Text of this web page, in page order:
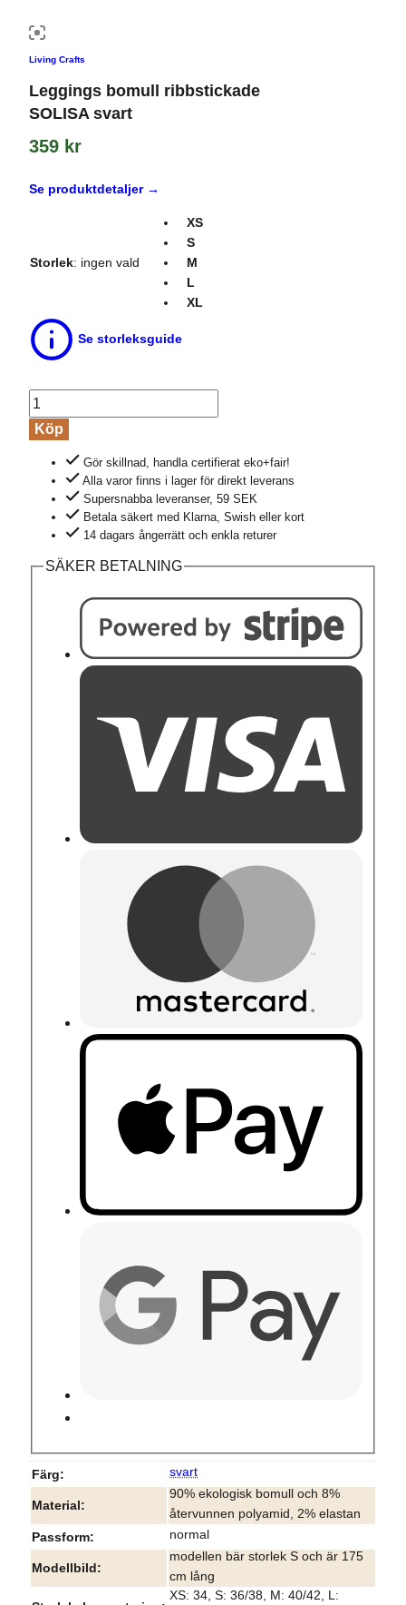
Living Crafts
Leggings bomull ribbstickade
SOLISA svart
359 kr
Se produktdetaljer →
Storlek: ingen vald
XS
S
M
L
XL
Se storleksguide
Leggings
bomull
ribbstickade
SOLISA
mängd
Köp
Gör skillnad, handla certifierat eko+fair!
Alla varor finns i lager för direkt leverans
Supersnabba leveranser, 59 SEK
Betala säkert med Klarna, Swish eller kort
14 dagars ångerrätt och enkla returer
SÄKER BETALNING
Färg svart
Material
90% ekologisk bomull och 8%
återvunnen polyamid, 2% elastan
Passform
normal
Modellbild
modellen bär storlek S och är 175
cm lång
XS: 34, S: 36/38, M: 40/42, L: